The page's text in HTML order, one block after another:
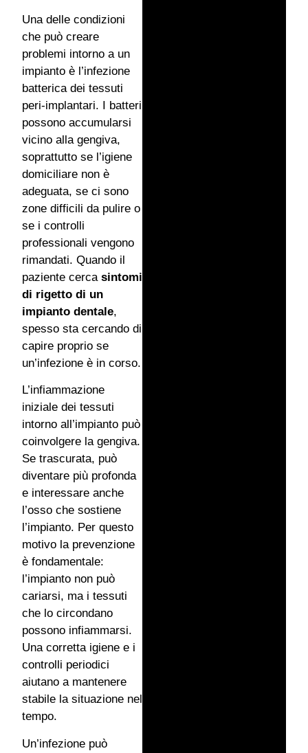
Una delle condizioni
che può creare
problemi intorno a un
impianto è l’infezione
batterica dei tessuti
peri-implantari. I batteri
possono accumularsi
vicino alla gengiva,
soprattutto se l’igiene
domiciliare non è
adeguata, se ci sono
zone difficili da pulire o
se i controlli
professionali vengono
rimandati. Quando il
paziente cerca sintomi
di rigetto di un
impianto dentale,
spesso sta cercando di
capire proprio se
un’infezione è in corso.
L’infiammazione
iniziale dei tessuti
intorno all’impianto può
coinvolgere la gengiva.
Se trascurata, può
diventare più profonda
e interessare anche
l’osso che sostiene
l’impianto. Per questo
motivo la prevenzione
è fondamentale:
l’impianto non può
cariarsi, ma i tessuti
che lo circondano
possono infiammarsi.
Una corretta igiene e i
controlli periodici
aiutano a mantenere
stabile la situazione nel
tempo.
Un’infezione può